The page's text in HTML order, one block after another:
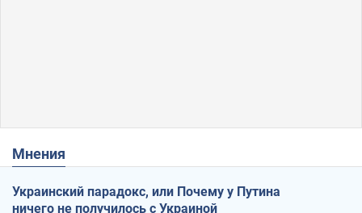
Мнения
Украинский парадокс, или Почему у Путина
ничего не получилось с Украиной